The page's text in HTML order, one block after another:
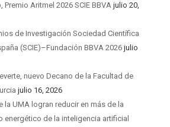
Premio Aritmel 2026 SCIE BBVA julio 20,
de Investigación Sociedad Científica
(SCIE)–Fundación BBVA 2026 julio
nuevo Decano de la Facultad de
julio 16, 2026
la UMA logran reducir en más de la
energético de la inteligencia artificial